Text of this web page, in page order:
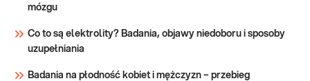
mózgu
Co to są elektrolity? Badania, objawy niedoboru i sposoby
uzupełniania
Badania na płodność kobiet i mężczyzn – przebieg